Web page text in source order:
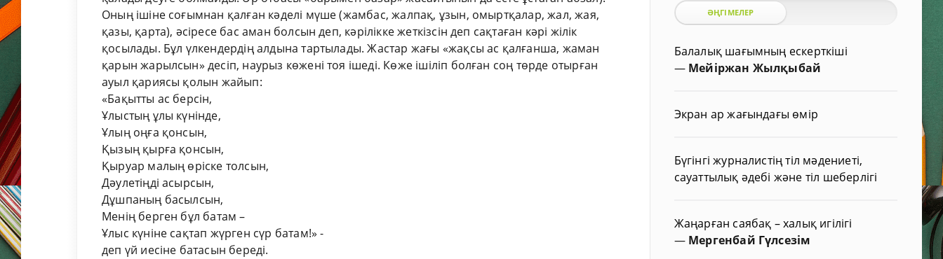
Оның ішіне соғымнан қалған кәделі мүше (жамбас, жалпақ, ұзын, омыртқалар, жал, жая,
қазы, қарта), әсіресе бас аман болсын деп, кәрілікке жеткізсін деп сақтаған кәрі жілік
қосылады. Бұл үлкендердің алдына тартылады. Жастар жағы «жақсы ас қалғанша, жаман
қарын жарылсын» десіп, наурыз көжені тоя ішеді. Көже ішіліп болған соң төрде отырған
ауыл қариясы қолын жайып:
«Бақытты ас берсін,
Ұлыстың ұлы күнінде,
Ұлың оңға қонсын,
Қызың қырға қонсын,
Қыруар малың өріске толсын,
Дәулетіңді асырсын,
Дұшпаның басылсын,
Менің берген бұл батам –
Ұлыс күніне сақтап жүрген сүр батам!» -
деп үй иесіне батасын береді.
ӘҢГІМЕЛЕР
Балалық шағымның ескерткіші
— Мейіржан Жылқыбай
Экран ар жағындағы өмір
Бүгінгі журналистің тіл мәдениеті,
сауаттылық әдебі және тіл шеберлігі
Жаңарған саябақ – халық игілігі
— Мергенбай Гүлсезім